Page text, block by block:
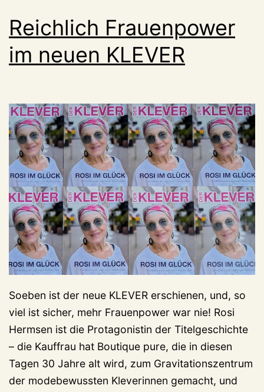
Reichlich Frauenpower
im neuen KLEVER
Soeben ist der neue KLEVER erschienen, und, so
viel ist sicher, mehr Frauenpower war nie! Rosi
Hermsen ist die Protagonistin der Titelgeschichte
– die Kauffrau hat Boutique pure, die in diesen
Tagen 30 Jahre alt wird, zum Gravitationszentrum
der modebewussten Kleverinnen gemacht, und